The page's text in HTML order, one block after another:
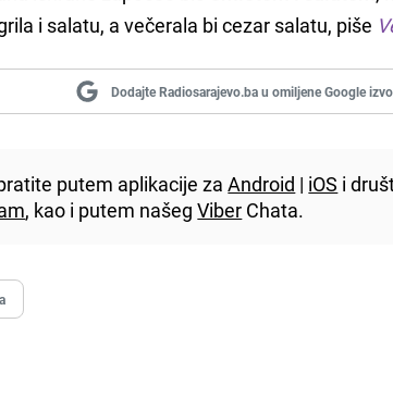
i salatu, a večerala bi cezar salatu, piše
Dodajte Radiosarajevo.ba u omiljene Google
putem aplikacije zaAndroid | iOS i
, kao i putem našegViber Chata.